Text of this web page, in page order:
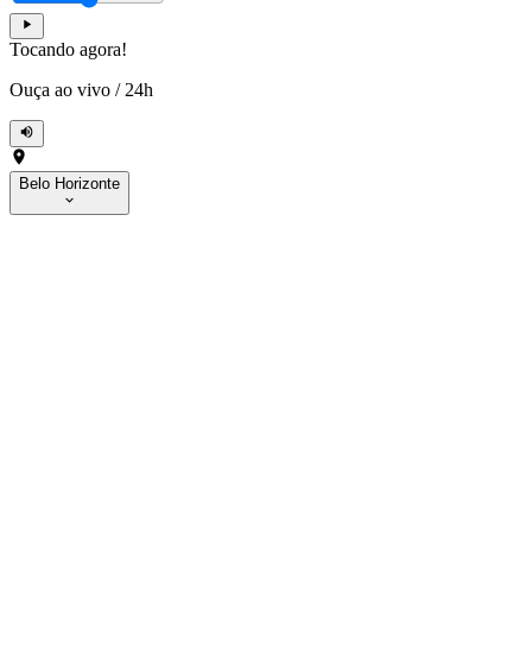
Tocando agora!
Ouça ao vivo / 24h
Belo Horizonte